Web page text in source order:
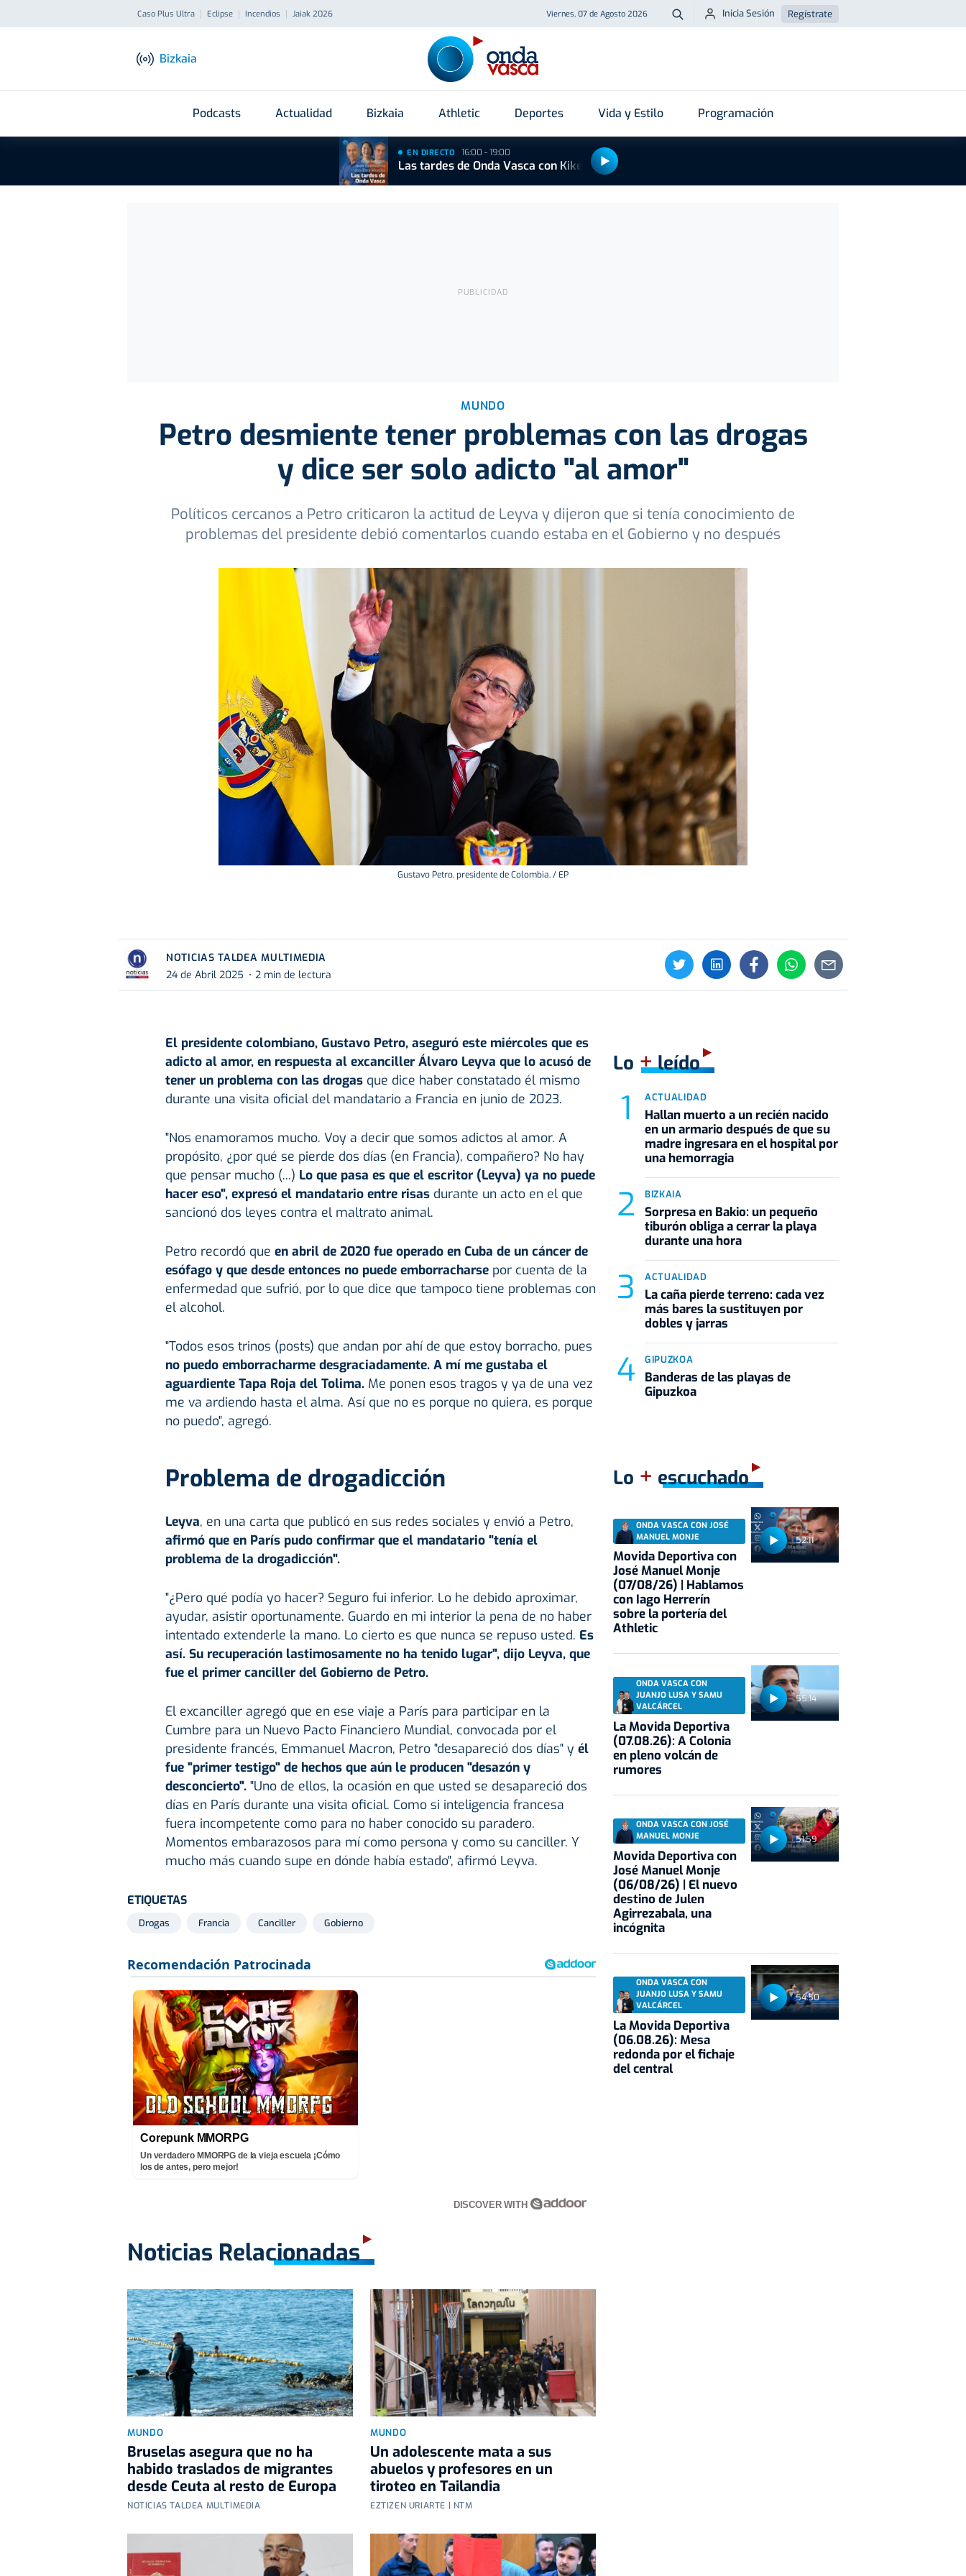
Caso Plus Ultra Eclipse Incendios Jaiak 2026 Viernes, 07 de Agosto 2026 Buscar
Inicia Sesión Regístrate
Bizkaia
Podcasts Actualidad Bizkaia Athletic Deportes Vida y Estilo Programación
EN DIRECTO 16:00 - 19:00
Las tardes de Onda Vasca con Kike Alonso
MUNDO
Petro desmiente tener problemas con las drogas
y dice ser solo adicto "al amor"
Políticos cercanos a Petro criticaron la actitud de Leyva y dijeron que si tenía conocimiento de
problemas del presidente debió comentarlos cuando estaba en el Gobierno y no después
Gustavo Petro, presidente de Colombia. / EP
NOTICIAS TALDEA MULTIMEDIA
24 de Abril 2025
2 min de lectura
El presidente colombiano, Gustavo Petro, aseguró este miércoles que es
adicto al amor, en respuesta al excanciller Álvaro Leyva que lo acusó de
tener un problema con las drogasque dice haber constatado él mismo
durante una visita oficial del mandatario a Francia en junio de 2023.
"Nos enamoramos mucho. Voy a decir que somos adictos al amor. A
propósito, ¿por qué se pierde dos días (en Francia), compañero? No hay
que pensar mucho (...) Lo que pasa es que el escritor (Leyva) ya no puede
hacer eso", expresó el mandatario entre risasdurante un acto en el que
sancionó dos leyes contra el maltrato animal.
Petro recordó que en abril de 2020 fue operado en Cuba de un cáncer de
esófago y que desde entonces no puede emborracharse por cuenta de la
enfermedad que sufrió, por lo que dice que tampoco tiene problemas con
el alcohol.
"Todos esos trinos (posts) que andan por ahí de que estoy borracho, pues
no puedo emborracharme desgraciadamente. A mí me gustaba el
aguardiente Tapa Roja del Tolima.Me ponen esos tragos y ya de una vez
me va ardiendo hasta el alma. Así que no es porque no quiera, es porque
no puedo", agregó.
Problema de drogadicción
Leyva, en una carta que publicó en sus redes sociales y envió a Petro,
afirmó que en París pudo confirmar que el mandatario "tenía el
problema de la drogadicción".
"¿Pero qué podía yo hacer? Seguro fui inferior. Lo he debido aproximar,
ayudar, asistir oportunamente. Guardo en mi interior la pena de no haber
intentado extenderle la mano. Lo cierto es que nunca se repuso usted. Es
así. Su recuperación lastimosamente no ha tenido lugar", dijo Leyva, que
fue el primer canciller del Gobierno de Petro.
El excanciller agregó que en ese viaje a París para participar en la
Cumbre para un Nuevo Pacto Financiero Mundial, convocada por el
presidente francés, Emmanuel Macron, Petro "desapareció dos días" y él
fue "primer testigo" de hechos que aún le producen "desazón y
desconcierto". "Uno de ellos, la ocasión en que usted se desapareció dos
días en París durante una visita oficial. Como si inteligencia francesa
fuera incompetente como para no haber conocido su paradero.
Momentos embarazosos para mí como persona y como su canciller. Y
mucho más cuando supe en dónde había estado", afirmó Leyva.
ETIQUETAS
Drogas Francia Canciller Gobierno
Corepunk MMORPG
Un verdadero MMORPG de la vieja escuela ¡Cómo
los de antes, pero mejor!
DISCOVER WITH
Noticias Relacionadas
MUNDO
Bruselas asegura que no ha
habido traslados de migrantes
desde Ceuta al resto de Europa
NOTICIAS TALDEA MULTIMEDIA
MUNDO
Un adolescente mata a sus
abuelos y profesores en un
tiroteo en Tailandia
EZTIZEN URIARTE | NTM
Lo +leído
ACTUALIDAD
Hallan muerto a un recién nacido
en un armario después de que su
madre ingresara en el hospital por
una hemorragia
BIZKAIA
Sorpresa en Bakio: un pequeño
tiburón obliga a cerrar la playa
durante una hora
ACTUALIDAD
La caña pierde terreno: cada vez
más bares la sustituyen por
dobles y jarras
GIPUZKOA
Banderas de las playas de
Gipuzkoa
Lo + escuchado
52:11
ONDA VASCA CON JOSÉ
MANUEL MONJE
Movida Deportiva con
José Manuel Monje
(07/08/26) | Hablamos
con Iago Herrerín
sobre la portería del
Athletic
55:14
ONDA VASCA CON
JUANJO LUSA Y SAMU
VALCÁRCEL
La Movida Deportiva
(07.08.26): A Colonia
en pleno volcán de
rumores
51:59
ONDA VASCA CON JOSÉ
MANUEL MONJE
Movida Deportiva con
José Manuel Monje
(06/08/26) | El nuevo
destino de Julen
Agirrezabala, una
incógnita
54:50
ONDA VASCA CON
JUANJO LUSA Y SAMU
VALCÁRCEL
La Movida Deportiva
(06.08.26): Mesa
redonda por el fichaje
del central